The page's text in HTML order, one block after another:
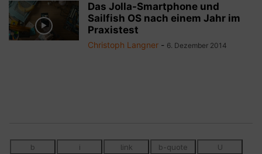
Das Jolla-Smartphone und
Sailfish OS nach einem Jahr im
Praxistest
Christoph Langner - 6. Dezember 2014